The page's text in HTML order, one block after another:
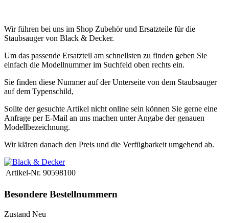
Wir führen bei uns im Shop Zubehör und Ersatzteile für die
Staubsauger von Black & Decker.
Um das passende Ersatzteil am schnellsten zu finden geben Sie
einfach die Modellnummer im Suchfeld oben rechts ein.
Sie finden diese Nummer auf der Unterseite von dem Staubsauger
auf dem Typenschild,
Sollte der gesuchte Artikel nicht online sein können Sie gerne eine
Anfrage per E-Mail an uns machen unter Angabe der genauen
Modellbezeichnung.
Wir klären danach den Preis und die Verfügbarkeit umgehend ab.
Artikel-Nr. 90598100
Besondere Bestellnummern
Zustand Neu